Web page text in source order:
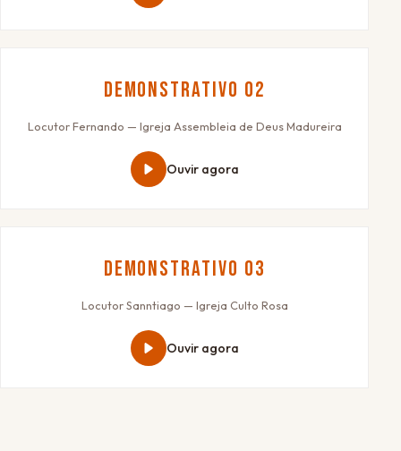
Demonstrativo 02
Locutor Fernando — Igreja Assembleia de Deus Madureira
Ouvir agora
Demonstrativo 03
Locutor Sanntiago — Igreja Culto Rosa
Ouvir agora